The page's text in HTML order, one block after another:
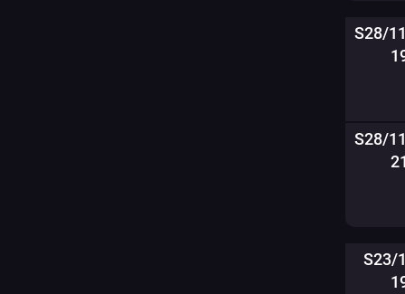
S28/
S28/
S23/